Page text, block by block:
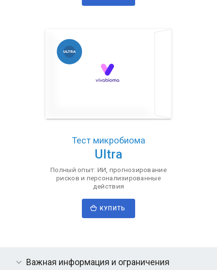
Тест микробиома
Ultra
Полный опыт: ИИ, прогнозирование
рисков и персонализированные
действия
КУПИТЬ
Важная информация и ограничения